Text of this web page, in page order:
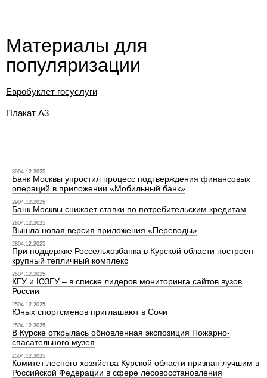
Материалы для
популяризации
Евробуклет госуслуги
Плакат А3
3004.12.2025
Банк Москвы упростил процесс подтверждения финансовых
операций в приложении «Мобильный банк»
2904.12.2025
Банк Москвы снижает ставки по потребительским кредитам
2804.12.2025
Вышла новая версия приложения «Переводы»
2804.12.2025
При поддержке Россельхозбанка в Курской области построен
крупный тепличный комплекс
2504.12.2025
КГУ и ЮЗГУ – в списке лидеров мониторинга сайтов вузов
России
2504.12.2025
Юных спортсменов приглашают в Сочи
2504.12.2025
В Курске открылась обновленная экспозиция Пожарно-
спасательного музея
2504.12.2025
Комитет лесного хозяйства Курской области признан лучшим в
Российской Федерации в сфере лесовосстановления